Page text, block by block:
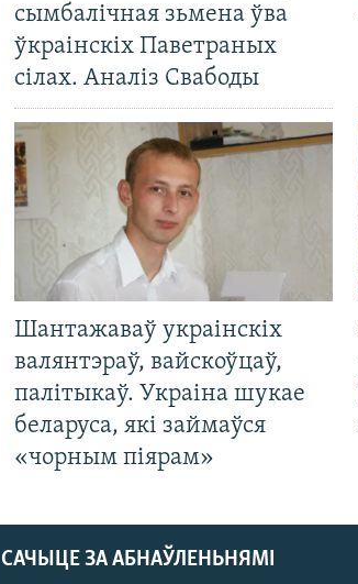
сымбалічная зьмена ўва
ўкраінскіх Паветраных
сілах. Аналіз Свабоды
Шантажаваў украінскіх
валянтэраў, вайскоўцаў,
палітыкаў. Украіна шукае
беларуса, які займаўся
«чорным піярам»
САЧЫЦЕ ЗА АБНАЎЛЕНЬНЯМІ